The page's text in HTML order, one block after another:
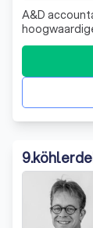
A&D
en
clientèle van
9.